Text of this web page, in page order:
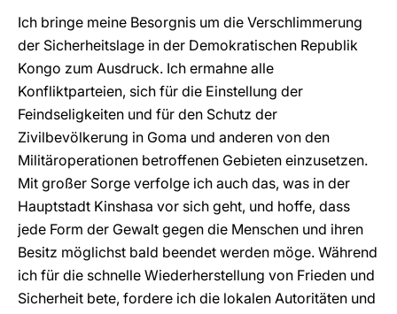
Ich bringe meine Besorgnis um die Verschlimmerung
der Sicherheitslage in der Demokratischen Republik
Kongo zum Ausdruck. Ich ermahne alle
Konfliktparteien, sich für die Einstellung der
Feindseligkeiten und für den Schutz der
Zivilbevölkerung in Goma und anderen von den
Militäroperationen betroffenen Gebieten einzusetzen.
Mit großer Sorge verfolge ich auch das, was in der
Hauptstadt Kinshasa vor sich geht, und hoffe, dass
jede Form der Gewalt gegen die Menschen und ihren
Besitz möglichst bald beendet werden möge. Während
ich für die schnelle Wiederherstellung von Frieden und
Sicherheit bete, fordere ich die lokalen Autoritäten und